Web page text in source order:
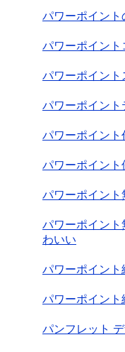
パワーポイン
パワーポイント
パワーポイン
パワーポイント
パワーポイント
パワーポイン
パワーポイント
パワーポイン
わいい
パワーポイント
パワーポイント
パンフレット